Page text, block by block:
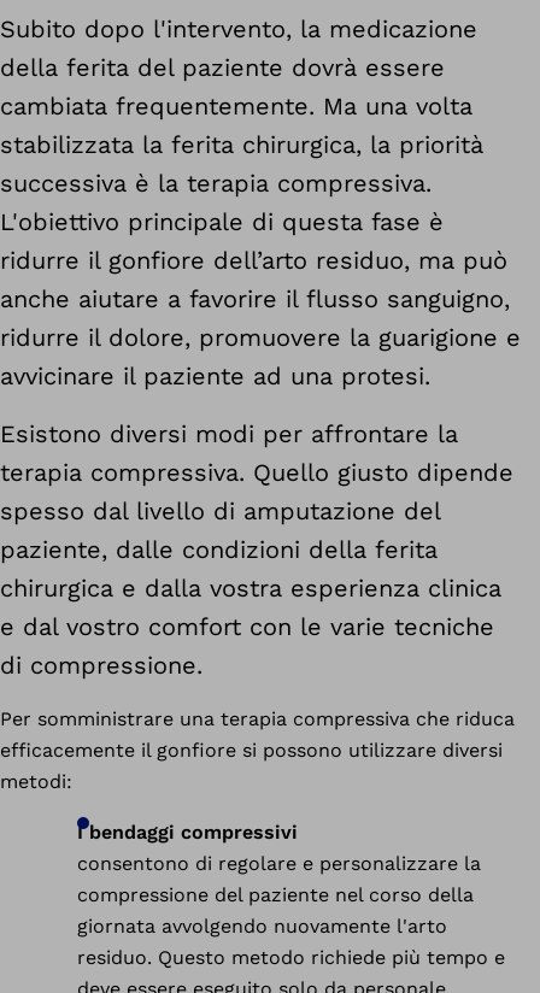
Subito dopo l'intervento, la medicazione
della ferita del paziente dovrà essere
cambiata frequentemente. Ma una volta
stabilizzata la ferita chirurgica, la priorità
successiva è la terapia compressiva.
L'obiettivo principale di questa fase è
ridurre il gonfiore dell’arto residuo, ma può
anche aiutare a favorire il flusso sanguigno,
ridurre il dolore, promuovere la guarigione e
avvicinare il paziente ad una protesi.
Esistono diversi modi per affrontare la
terapia compressiva. Quello giusto dipende
spesso dal livello di amputazione del
paziente, dalle condizioni della ferita
chirurgica e dalla vostra esperienza clinica
e dal vostro comfort con le varie tecniche
di compressione.
Per somministrare una terapia compressiva che riduca
efficacemente il gonfiore si possono utilizzare diversi
metodi:
I bendaggi compressivi
consentono di regolare e personalizzare la
compressione del paziente nel corso della
giornata avvolgendo nuovamente l'arto
residuo. Questo metodo richiede più tempo e